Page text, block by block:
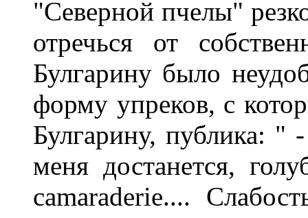
"Северной пчелы"
отречься от
Булгарину было
форму упреков, с
Булгарину, публика: "
меня достанется,
camaraderie....